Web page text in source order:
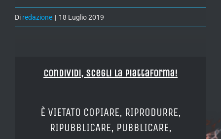
Di redazione | 18 Luglio 2019
Condividi, Scegli la piattaforma!
È VIETATO COPIARE, RIPRODURRE,
RIPUBBLICARE, PUBBLICARE,